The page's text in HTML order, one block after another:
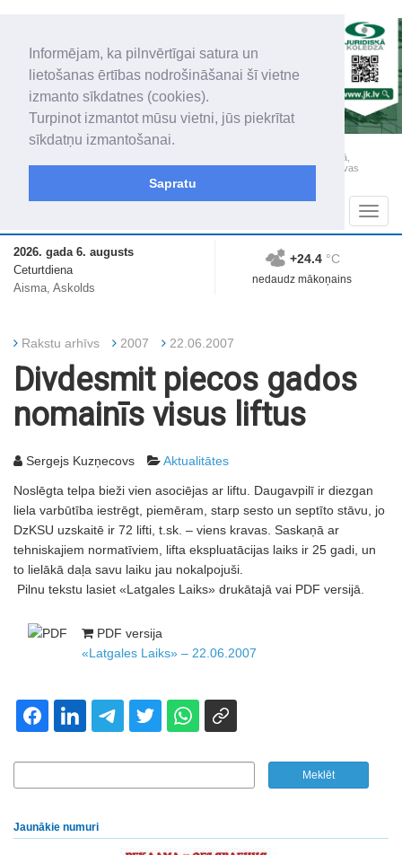
Informējam, ka pilnvērtīgai satura un
lietošanas ērtības nodrošināšanai šī vietne
izmanto sīkdatnes (cookies).
Turpinot izmantot mūsu vietni, jūs piekrītat
sīkdatņu izmantošanai.
Sapratu
„Latgales Laiks” iznāk latviešu un krievu valodās visā Dienvidlatgalē un Sēlijā,
„Latgales Laiks” latviešu valodā aptver Daugavpils valstspilsētu, Augšdaugavas
novadu un apkārtējos novadus un pilsētas.
2026. gada 6. augusts
Ceturtdiena
Aisma, Askolds
+24.4 °C
nedaudz mākoņains
Rakstu arhīvs 2007 22.06.2007
Divdesmit piecos gados
nomainīs visus liftus
Sergejs Kuzņecovs Aktualitātes
Noslēgta telpa bieži vien asociējas ar liftu. Daugavpilī ir diezgan
liela varbūtība iestrēgt, piemēram, starp sesto un septīto stāvu, jo
DzKSU uzskaitē ir 72 lifti, t.sk. – viens kravas. Saskaņā ar
tehniskajiem normatīviem, lifta ekspluatācijas laiks ir 25 gadi, un
to lielākā daļa savu laiku jau nokalpojuši.
Pilnu tekstu lasiet «Latgales Laiks» drukātajā vai PDF versijā.
PDF versija
«Latgales Laiks» – 22.06.2007
Jaunākie numuri